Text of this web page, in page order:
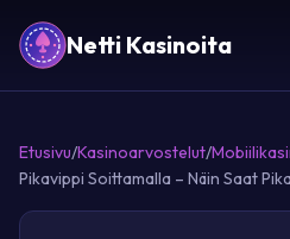
Netti Kasinoita
Etusivu/Kasinoarvostelut/
Pikavippi Soittamalla – Näin Saat